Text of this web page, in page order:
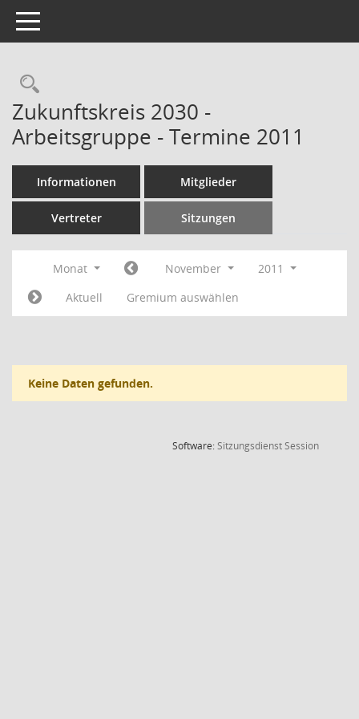
Toggle navigation
Rechercheauswahl
Zukunftskreis 2030 -
Arbeitsgruppe - Termine 2011
Informationen Mitglieder
Vertreter Sitzungen
Monat November
2011
Aktuell
Gremium auswählen
Keine Daten gefunden.
Software:SitzungsdienstSession(Wird in